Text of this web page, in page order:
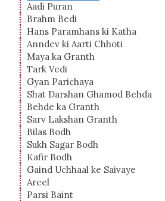
Aadi Puran
Brahm Bedi
Hans Paramhans ki Katha
Anndev ki Aarti Chhoti
Maya ka Granth
Tark Vedi
Gyan Parichaya
Shat Darshan Ghamod Behda
Behde ka Granth
Sarv Lakshan Granth
Bilas Bodh
Sukh Sagar Bodh
Kafir Bodh
Gaind Uchhaal ke Saivaye
Areel
Parsi Baint